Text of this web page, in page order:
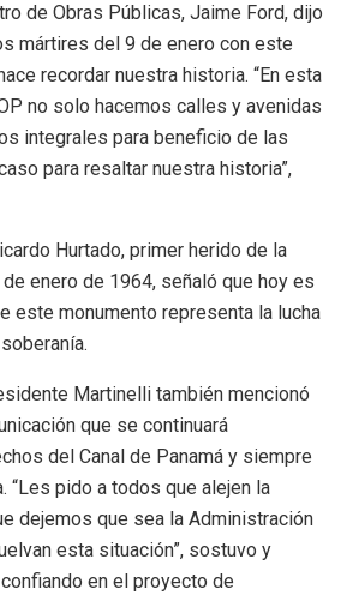
de Obras Públicas, Jaime Ford, dijo
mártires del 9 de enero con este
recordar nuestra historia. “En esta
no solo hacemos calles y avenidas
integrales para beneficio de las
para resaltar nuestra historia”,
Hurtado, primer herido de la
enero de 1964, señaló que hoy es
este monumento representa la lucha
Martinelli también mencionó
que se continuará
del Canal de Panamá y siempre
“Les pido a todos que alejen la
dejemos que sea la Administración
esta situación”, sostuvo y
en el proyecto de